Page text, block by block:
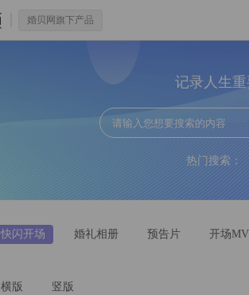
婚贝网旗下产品
记录人生
热门搜索：
快闪开场 婚礼相册 预告片
开场MV
横版 竖版